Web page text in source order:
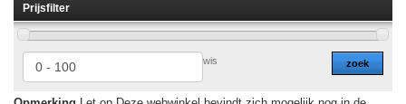
▼
▼
Prijsfilter
zoek
wis